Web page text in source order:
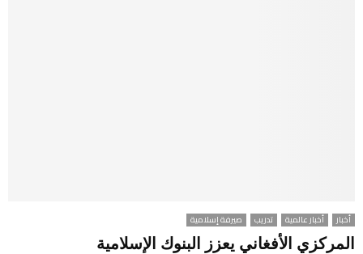
أخبار أخبار عالمية تدريب صيرفة إسلامية
المركزي الأفغاني يعزز البنوك الإسلامية